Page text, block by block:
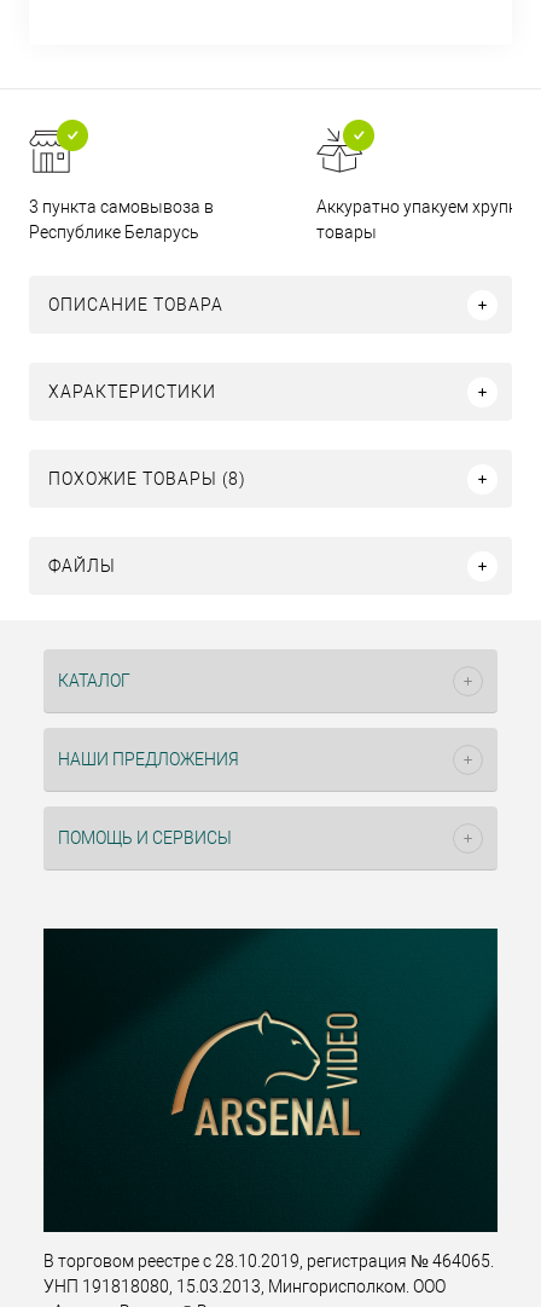
3 пункта самовывоза в
Республике Беларусь
Аккуратно упакуем хрупкие
товары
ОПИСАНИЕ ТОВАРА
ХАРАКТЕРИСТИКИ
ПОХОЖИЕ ТОВАРЫ (8)
ФАЙЛЫ
КАТАЛОГ
НАШИ ПРЕДЛОЖЕНИЯ
ПОМОЩЬ И СЕРВИСЫ
В торговом реестре с 28.10.2019, регистрация № 464065.
УНП 191818080, 15.03.2013, Мингорисполком. ООО